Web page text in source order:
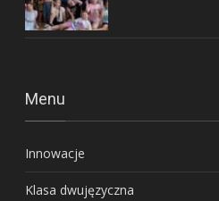
Menu
Innowacje
Klasa dwujęzyczna